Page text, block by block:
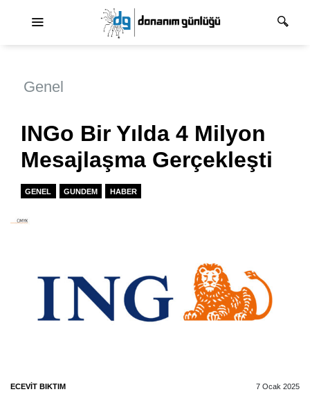
Genel
INGo Bir Yılda 4 Milyon
Mesajlaşma Gerçekleşti
GENEL GUNDEM HABER
ECEVIT BIKTIM 7 Ocak 2025